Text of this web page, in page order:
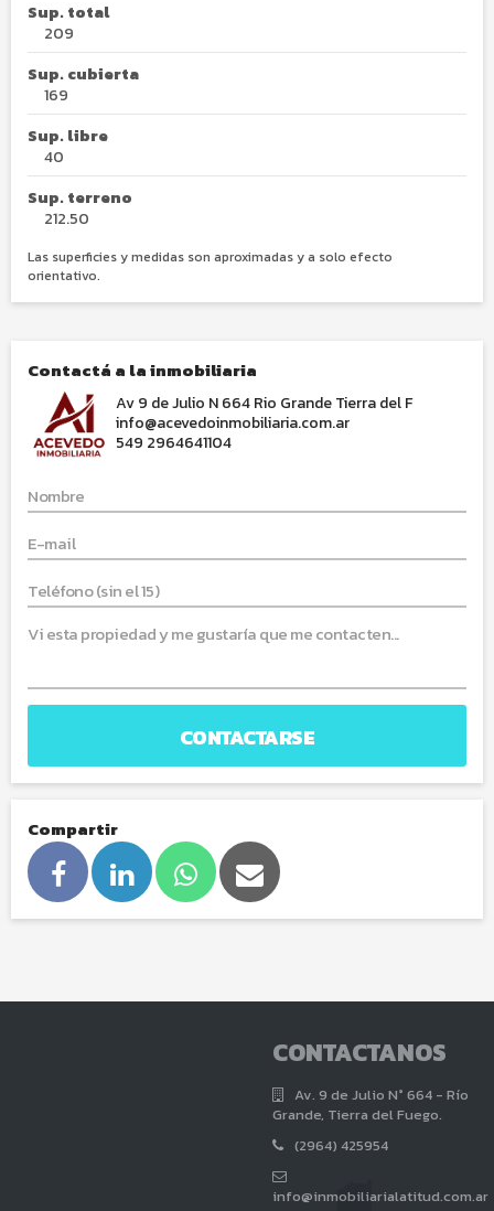
Sup. total
209
Sup. cubierta
169
Sup. libre
40
Sup. terreno
212.50
Las superficies y medidas son aproximadas y a solo efecto
orientativo.
Contactá a la inmobiliaria
Av 9 de Julio N 664 Rio Grande Tierra del F
info@acevedoinmobiliaria.com.ar
549 2964641104
CONTACTARSE
Compartir
CONTACTANOS
Av. 9 de Julio N° 664 - Río
Grande, Tierra del Fuego.
(2964) 425954
info@inmobiliarialatitud.com.ar